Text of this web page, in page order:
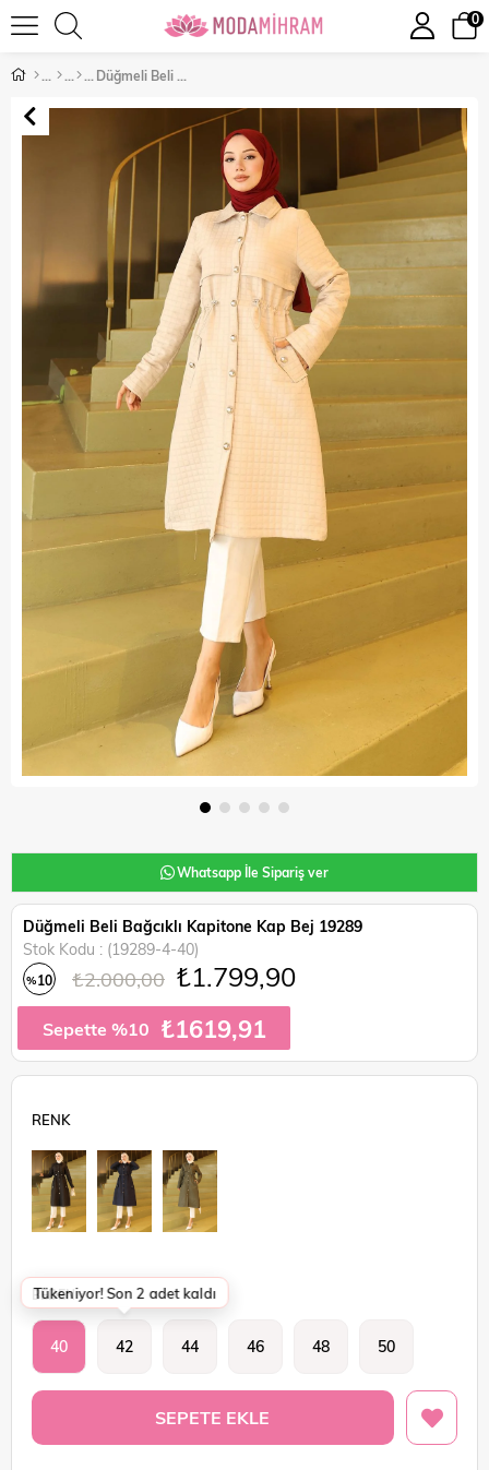
0
Düğmeli Beli Bağcıklı Kapitone Kap Bej 19289
Whatsapp İle Sipariş ver
Düğmeli Beli Bağcıklı Kapitone Kap Bej 19289
Stok Kodu
(19289-4-40)
%10 ₺2.000,00 ₺1.799,90
Sepette %10 ₺1619,91
BEDEN
40 42 44 46 48 50
Tükeniyor! Son 2 adet kaldı